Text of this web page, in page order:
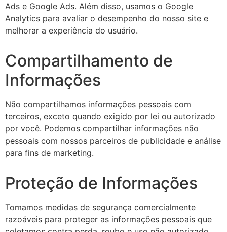
Ads e Google Ads. Além disso, usamos o Google
Analytics para avaliar o desempenho do nosso site e
melhorar a experiência do usuário.
Compartilhamento de
Informações
Não compartilhamos informações pessoais com
terceiros, exceto quando exigido por lei ou autorizado
por você. Podemos compartilhar informações não
pessoais com nossos parceiros de publicidade e análise
para fins de marketing.
Proteção de Informações
Tomamos medidas de segurança comercialmente
razoáveis para proteger as informações pessoais que